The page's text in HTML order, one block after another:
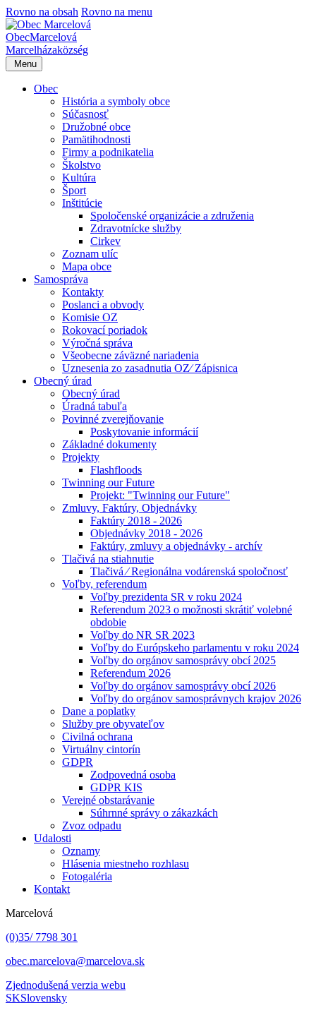
Rovno na obsah Rovno na menu
ObecMarcelová
Marcelházaközség
Menu
Obec
História a symboly obce
Súčasnosť
Družobné obce
Pamätihodnosti
Firmy a podnikatelia
Školstvo
Kultúra
Šport
Inštitúcie
Spoločenské organizácie a združenia
Zdravotnícke služby
Cirkev
Zoznam ulíc
Mapa obce
Samospráva
Kontakty
Poslanci a obvody
Komisie OZ
Rokovací poriadok
Výročná správa
Všeobecne záväzné nariadenia
Uznesenia zo zasadnutia OZ⁄ Zápisnica
Obecný úrad
Obecný úrad
Úradná tabuľa
Povinné zverejňovanie
Poskytovanie informácií
Základné dokumenty
Projekty
Flashfloods
Twinning our Future
Projekt: "Twinning our Future"
Zmluvy, Faktúry, Objednávky
Faktúry 2018 - 2026
Objednávky 2018 - 2026
Faktúry, zmluvy a objednávky - archív
Tlačivá na stiahnutie
Tlačivá ⁄ Regionálna vodárenská spoločnosť
Voľby, referendum
Voľby prezidenta SR v roku 2024
Referendum 2023 o možnosti skrátiť volebné
obdobie
Voľby do NR SR 2023
Voľby do Európskeho parlamentu v roku 2024
Voľby do orgánov samosprávy obcí 2025
Referendum 2026
Voľby do orgánov samosprávy obcí 2026
Voľby do orgánov samosprávnych krajov 2026
Dane a poplatky
Služby pre obyvateľov
Civilná ochrana
Virtuálny cintorín
GDPR
Zodpovedná osoba
GDPR KIS
Verejné obstarávanie
Súhrnné správy o zákazkách
Zvoz odpadu
Udalosti
Oznamy
Hlásenia miestneho rozhlasu
Fotogaléria
Kontakt
Marcelová
(0)35/ 7798 301
obec.marcelova@marcelova.sk
Zjednodušená verzia webu
SKSlovensky